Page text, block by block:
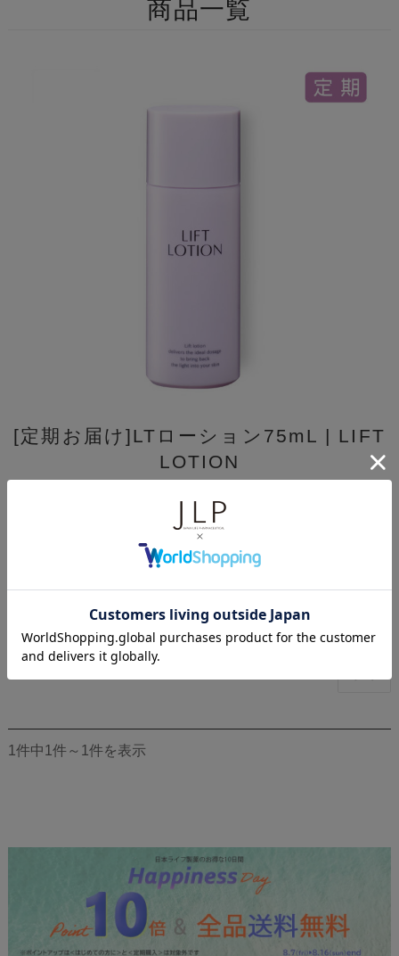
商品一覧
[定期お届け]LTローション75mL | LIFT
LOTION
(税込)
ピンッと上向きのハリ感に欠かせないDMAEをはじめ、
アプローチするローションです。
1件中1件～1件を表示